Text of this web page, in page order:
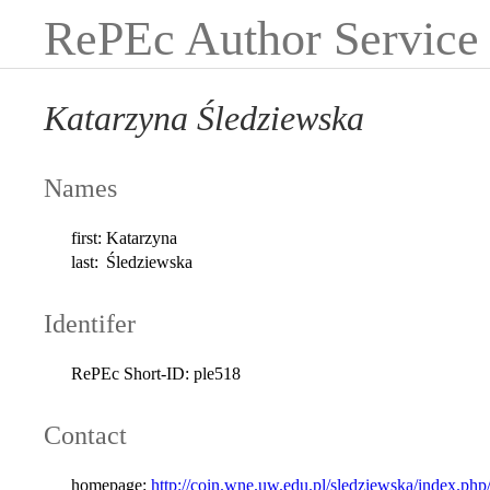
RePEc Author Service
Katarzyna Śledziewska
Names
first: Katarzyna
last: Śledziewska
Identifer
RePEc Short-ID: ple518
Contact
homepage: http://coin.wne.uw.edu.pl/sledziewska/